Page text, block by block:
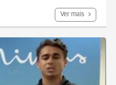
Ver mais